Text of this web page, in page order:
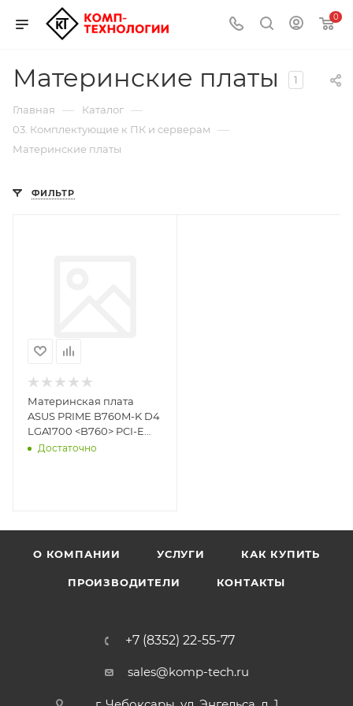
0
Материнские платы 1
Главная — Каталог —
03. Комплектующие к ПК и серверам —
Материнские платы
ФИЛЬТР
Материнская плата
ASUS PRIME B760M-K D4
LGA1700 <B760> PCI-E
Dsub+HDMI+DP
Достаточно
О КОМПАНИИ УСЛУГИ КАК КУПИТЬ
ПРОИЗВОДИТЕЛИ КОНТАКТЫ
+7 (8352) 22-55-77
sales@komp-tech.ru